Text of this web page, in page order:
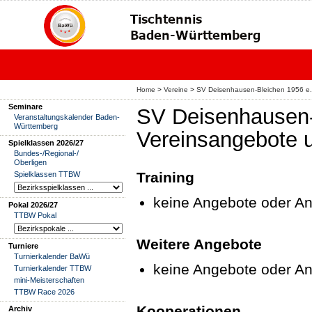
Home > Vereine > SV Deisenhausen-Bleichen 1956
Seminare
Veranstaltungskalender Baden-
Württemberg
Spielklassen 2026/27
Bundes-/Regional-/
Oberligen
Spielklassen TTBW
Pokal 2026/27
TTBW Pokal
Turniere
Turnierkalender BaWü
Turnierkalender TTBW
mini-Meisterschaften
TTBW Race 2026
Archiv
SV
Vereinsangebote
Training
keine Angebote oder
Weitere Angebote
keine Angebote oder